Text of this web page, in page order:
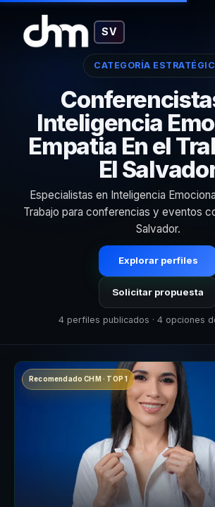
SV
CATEGORÍA
Inteligencia
Empatia En el
El
Especialistas en Inteligencia
Trabajo para conferencias y eventos
Salvador.
Explorar perfiles
Solicitar propuesta
4 perfiles publicados · 4 opciones
Recomendado CHM · TOP 1